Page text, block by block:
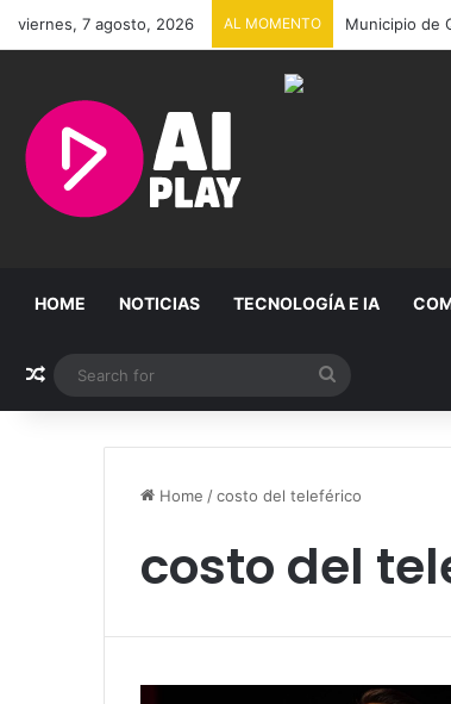
viernes, 7 agosto, 2026 AL MOMENTO Municipio de
HOME NOTICIAS TECNOLOGÍA E IA
Random Article
for
Home /costo del teleférico
costo del